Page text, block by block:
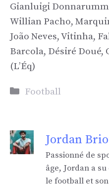
Gianluigi
Willian Pacho,
João Neves, Vitinha,
Barcola, Désiré Doué,
(L’Éq)
Catégories
Football
Jordan
Passionné de
âge, Jordan a
le football et